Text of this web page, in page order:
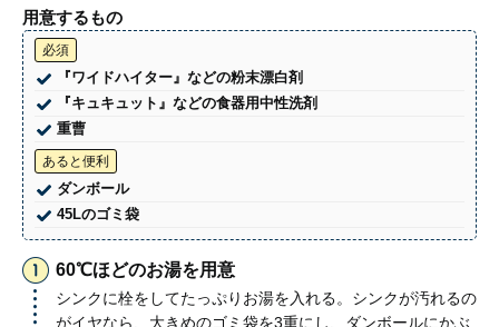
用意するもの
必須
『ワイドハイター』などの粉末漂白剤
『キュキュット』などの食器用中性洗剤
重曹
あると便利
ダンボール
45Lのゴミ袋
60℃ほどのお湯を用意
シンクに栓をしてたっぷりお湯を入れる。シンクが汚れるの
がイヤなら、大きめのゴミ袋を3重にし、ダンボールにかぶ